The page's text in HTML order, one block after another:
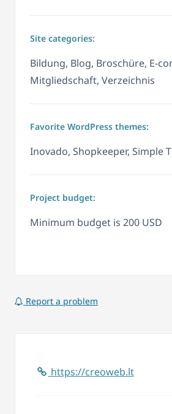
Site categories:
Bildung, Blog, Broschüre, E-
Mitgliedschaft, Verzeichnis
Favorite WordPress themes:
Inovado, Shopkeeper, Simple
Project budget:
Minimum budget is 200 USD
Report a problem
https://creoweb.lt